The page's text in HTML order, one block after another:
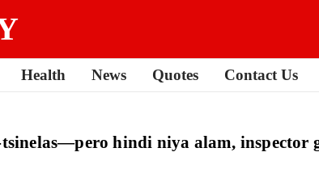
Health News Quotes Contact Us
hindi niya alam, inspector